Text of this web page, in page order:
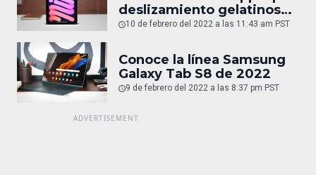
deslizamiento gelatinoso
en iPad Mini
10 de febrero del 2022 a las 11:43 am PST
Conoce la línea Samsung
Galaxy Tab S8 de 2022
9 de febrero del 2022 a las 8:37 pm PST